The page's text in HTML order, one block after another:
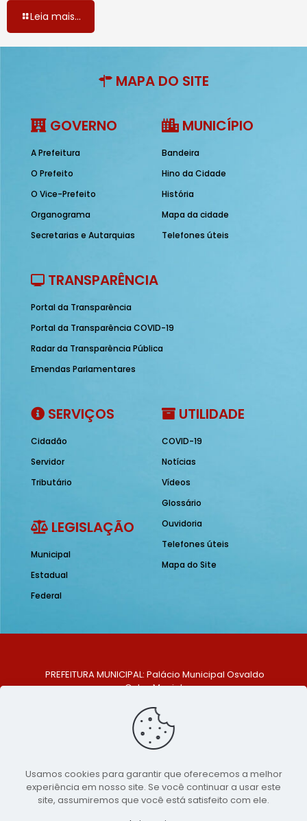
Leia mais...
MAPA DO SITE
GOVERNO
A Prefeitura
O Prefeito
O Vice-Prefeito
Organograma
Secretarias e Autarquias
MUNICÍPIO
Bandeira
Hino da Cidade
História
Mapa da cidade
Telefones úteis
TRANSPARÊNCIA
Portal da Transparência
Portal da Transparência COVID-19
Radar da Transparência Pública
Emendas Parlamentares
SERVIÇOS
Cidadão
Servidor
Tributário
LEGISLAÇÃO
Municipal
Estadual
Federal
UTILIDADE
COVID-19
Notícias
Vídeos
Glossário
Ouvidoria
Telefones úteis
Mapa do Site
PREFEITURA MUNICIPAL: Palácio Municipal Osvaldo
Celso Maciel
Centro, São Bento do Una - PE. CEP: 553370-128
TELEFONE: (81) 99548-1569
E-MAIL: ouvidoria@saobentodouna.pe.gov.br
Copyright 2021-2026 - Assessoria de Comunicação da
Prefeitura de São Bento do Una - PE
Usamos cookies para garantir que oferecemos a melhor
experiência em nosso site. Se você continuar a usar este
site, assumiremos que você está satisfeito com ele.